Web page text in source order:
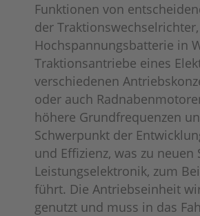
Funktionen von
der
Hochspannungsbatterie in
Traktionsantriebe eines
verschiedenen
oder auch
höhere Grundfrequenzen
Schwerpunkt der
und Effizienz, was zu
Leistungselektronik, zum
führt. Die Antriebseinheit
genutzt und muss in das